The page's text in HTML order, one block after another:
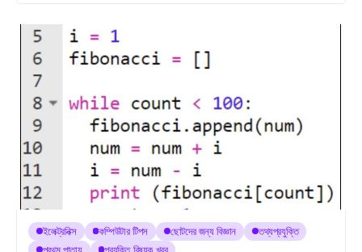
ইলেক্ট্রনিক্স কম্পিউটার টিপস ছোটদের জন্য বিজ্ঞান
তথ্যপ্রযুক্তি
প্রথম পাতায়
প্রযুক্তি বিষয়ক খবর